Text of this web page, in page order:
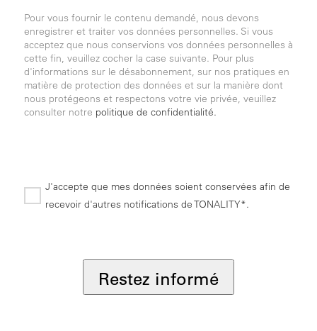
Pour vous fournir le contenu demandé, nous devons
enregistrer et traiter vos données personnelles. Si vous
acceptez que nous conservions vos données personnelles à
cette fin, veuillez cocher la case suivante. Pour plus
d'informations sur le désabonnement, sur nos pratiques en
matière de protection des données et sur la manière dont
nous protégeons et respectons votre vie privée, veuillez
consulter notre politique de confidentialité.
J'accepte que mes données soient conservées afin de
recevoir d'autres notifications de TONALITY*.
Restez informé